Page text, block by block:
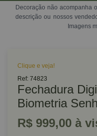
Decoração não acompanha
descrição ou nossos
Imagens
Clique e veja!
Ref: 74823
Fechadura
Biometria
R$ 999,00 à